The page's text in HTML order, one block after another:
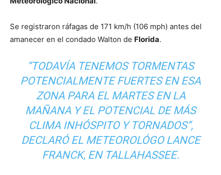
Se registraron ráfagas de 171 km/h (106 mph) antes del
amanecer en el condado Walton de Florida.
“TODAVÍA TENEMOS TORMENTAS
POTENCIALMENTE FUERTES EN ESA
ZONA PARA EL MARTES EN LA
MAÑANA Y EL POTENCIAL DE MÁS
CLIMA INHÓSPITO Y TORNADOS”,
DECLARÓ EL METEOROLÓGO LANCE
FRANCK, EN TALLAHASSEE.